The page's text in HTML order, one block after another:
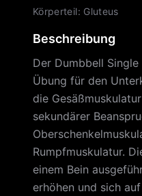
Körperteil: Gluteus
Beschreibung
Der Dumbbell
Übung für den
die
sekundärer
Rumpfmuskulatur.
einem Bein
erhöhen und sich